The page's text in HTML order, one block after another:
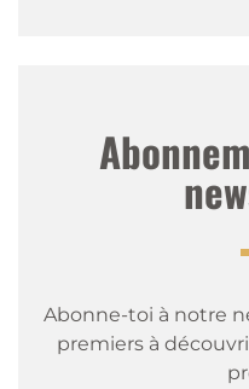
Abonne-toi à notre
premiers à